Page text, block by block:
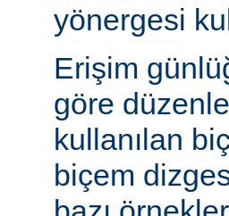
yönergesi
Erişim
göre
kullanılan
biçem